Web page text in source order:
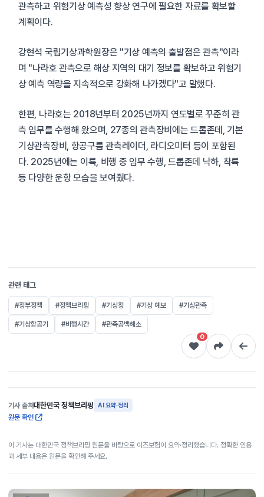
관측하고 위험기상 예측성 향상 연구에 필요한 자료를 확보할
계획이다.
강현석 국립기상과학원장은 "기상 예측의 출발점은 관측"이라
며 "나라호 관측으로 해상 지역의 대기 정보를 확보하고 위험기
상 예측 역량을 지속적으로 강화해 나가겠다"고 말했다.
한편, 나라호는 2018년부터 2025년까지 연도별로 꾸준히 관
측 임무를 수행해 왔으며, 27종의 관측장비에는 드롭존데, 기본
기상관측장비, 항공구름 관측레이더, 라디오미터 등이 포함된
다. 2025년에는 이륙, 비행 중 임무 수행, 드롭존데 낙하, 착륙
등 다양한 운항 모습을 보여줬다.
관련 태그
#정부정책 #정책브리핑 #기상청 #기상 예보 #기상관측
#기상항공기 #비행시간
#관측공백해소
0
기사 출처대한민국 정책브리핑 AI 요약·정리
원문 확인
이 기사는 대한민국 정책브리핑 원문을 바탕으로 이즈보험이 요약·정리했습니다. 정확한 인용
과 세부 내용은 원문을 확인해 주세요.